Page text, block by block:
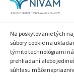
Na poskytovanie tých
súbory cookie na
týmito technológiami
prehliadaní alebo
súhlasu môže
DIČ: 2020798714